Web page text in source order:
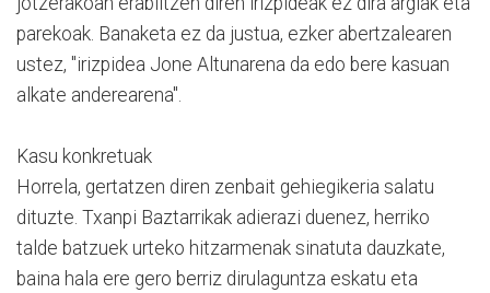
parekoak. Banaketa ez da justua, ezker abertzalearen
ustez, "irizpidea Jone Altunarena da edo bere kasuan
alkate anderearena".
Kasu konkretuak
Horrela, gertatzen diren zenbait gehiegikeria salatu
dituzte. Txanpi Baztarrikak adierazi duenez, herriko
talde batzuek urteko hitzarmenak sinatuta dauzkate,
baina hala ere gero berriz dirulaguntza eskatu eta